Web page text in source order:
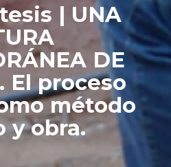
| UNA
DE
El proceso
método
y obra.